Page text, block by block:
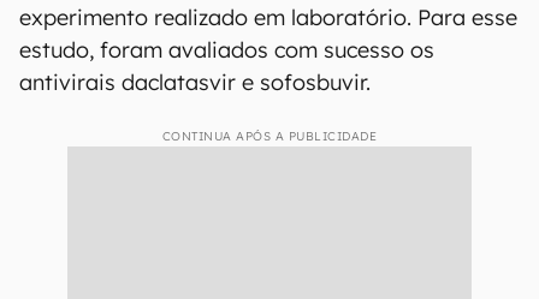
experimento realizado em laboratório. Para esse
estudo, foram avaliados com sucesso os
antivirais daclatasvir e sofosbuvir.
CONTINUA APÓS A PUBLICIDADE